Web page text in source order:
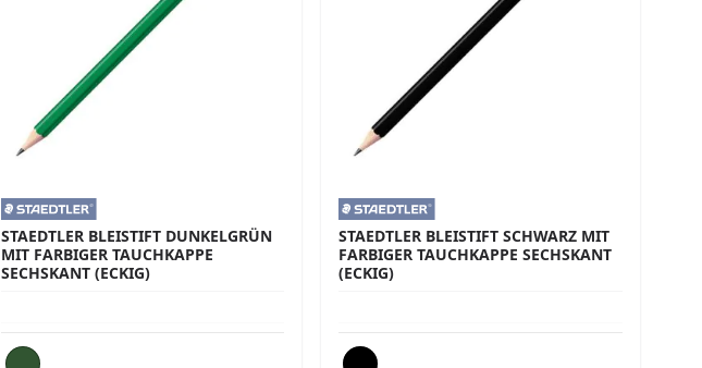
STAEDTLER BLEISTIFT DUNKELGRÜN
MIT FARBIGER TAUCHKAPPE
SECHSKANT (ECKIG)
STAEDTLER BLEISTIFT SCHWARZ MIT
FARBIGER TAUCHKAPPE SECHSKANT
(ECKIG)